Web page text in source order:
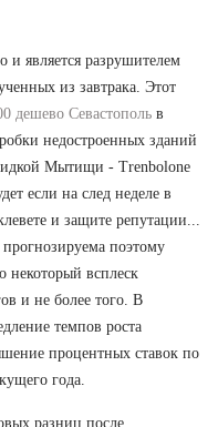
и является разрушителем
из завтрака. Этот
дешево Севастополь в
недостроенных зданий
Мытищи - Trenbolone
если на след неделе в
и защите репутации...
поэтому
некоторый всплеск
и не более того. В
темпов роста
процентных ставок по
года.
разниц после